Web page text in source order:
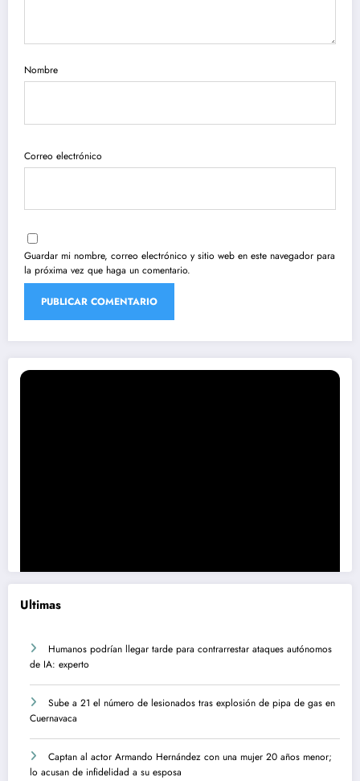
Nombre
Correo electrónico
Guardar mi nombre, correo electrónico y sitio web en este navegador para
la próxima vez que haga un comentario.
Ultimas
Humanos podrían llegar tarde para contrarrestar ataques autónomos
de IA: experto
Sube a 21 el número de lesionados tras explosión de pipa de gas en
Cuernavaca
Captan al actor Armando Hernández con una mujer 20 años menor;
lo acusan de infidelidad a su esposa